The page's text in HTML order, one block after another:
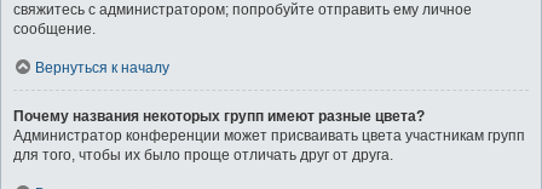
свяжитесь с администратором; попробуйте отправить ему личное
сообщение.
Вернуться к началу
Почему названия некоторых групп имеют разные цвета?
Администратор конференции может присваивать цвета участникам групп
для того, чтобы их было проще отличать друг от друга.